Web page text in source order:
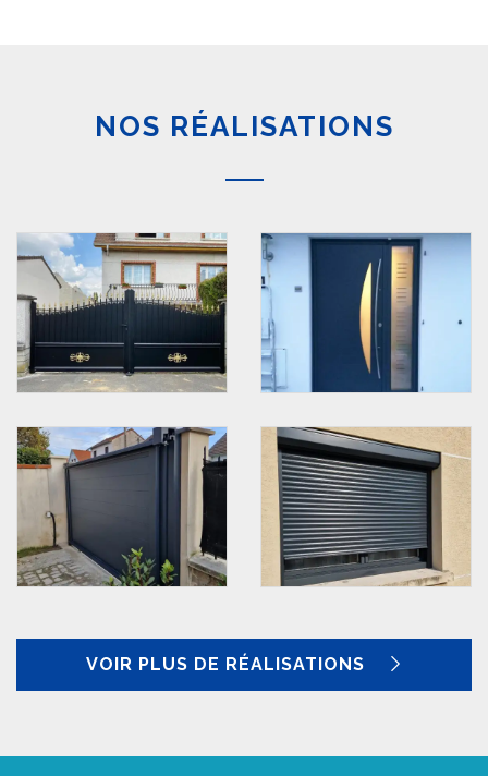
NOS RÉALISATIONS
VOIR PLUS DE RÉALISATIONS